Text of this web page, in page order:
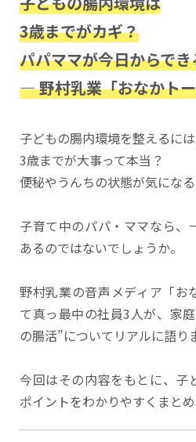
3歳までがカギ？
パパママが今日からで
― 野村乳業「おなかト
子どもの腸内環境を整えるに
3歳までが大事って本当？
便秘やうんちの状態が気にな
子育て中のパパ・ママなら、
あるのではないでしょうか。
野村乳業の音声メディア「お
て真っ最中の社員3人が、家
の腸活”についてリアルに語り
今回はその内容をもとに、子
ポイントをわかりやすくまとめ